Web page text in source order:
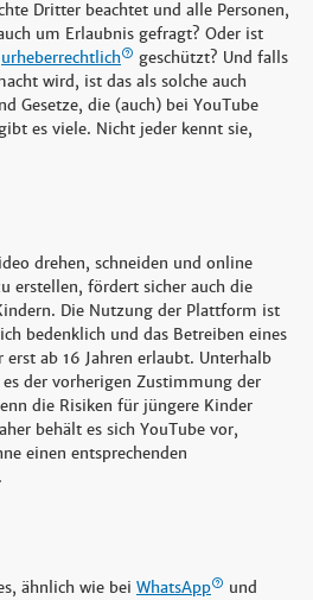
Dritter beachtet und alle Personen,
um Erlaubnis gefragt? Oder ist
urheberrechtlich
geschützt? Und falls
wird, ist das als solche auch
Gesetze, die (auch) bei YouTube
es viele. Nicht jeder kennt sie,
drehen, schneiden und online
erstellen, fördert sicher auch die
Die Nutzung der Plattform ist
bedenklich und das Betreiben eines
erst ab 16 Jahren erlaubt. Unterhalb
der vorherigen Zustimmung der
die Risiken für jüngere Kinder
behält es sich YouTube vor,
einen entsprechenden
ähnlich wie bei WhatsApp
und